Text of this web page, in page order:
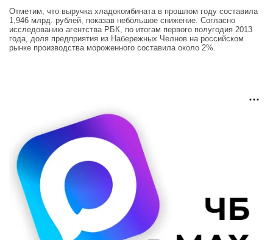
Отметим, что выручка хладокомбината в прошлом году составила
1,946 млрд. рублей, показав небольшое снижение. Согласно
исследованию агентства РБК, по итогам первого полугодия 2013
года, доля предприятия из Набережных Челнов на российском
рынке производства мороженного составила около 2%.